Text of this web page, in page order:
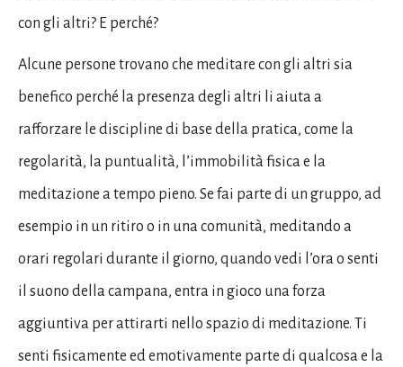
con gli altri? E perché?
Alcune persone trovano che meditare con gli altri sia
benefico perché la presenza degli altri li aiuta a
rafforzare le discipline di base della pratica, come la
regolarità, la puntualità, l’immobilità fisica e la
meditazione a tempo pieno. Se fai parte di un gruppo, ad
esempio in un ritiro o in una comunità, meditando a
orari regolari durante il giorno, quando vedi l’ora o senti
il ​​suono della campana, entra in gioco una forza
aggiuntiva per attirarti nello spazio di meditazione. Ti
senti fisicamente ed emotivamente parte di qualcosa e la